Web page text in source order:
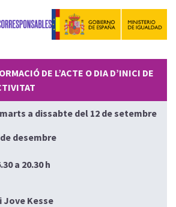
DE L’ACTE O DIA D’INICI DE
a dissabte del 12 de setembre
desembre
a 20.30 h
Jove Kesse